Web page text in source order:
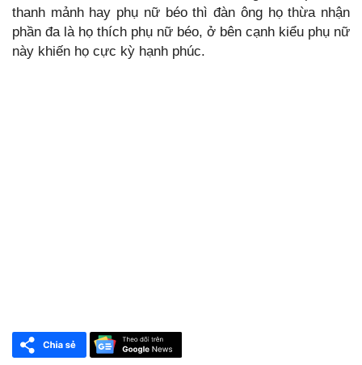
thanh mảnh hay phụ nữ béo thì đàn ông họ thừa nhận
phần đa là họ thích phụ nữ béo, ở bên cạnh kiểu phụ nữ
này khiến họ cực kỳ hạnh phúc.